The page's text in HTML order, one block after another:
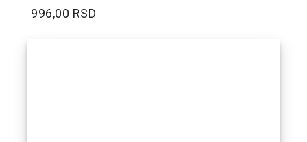
996,00 RSD